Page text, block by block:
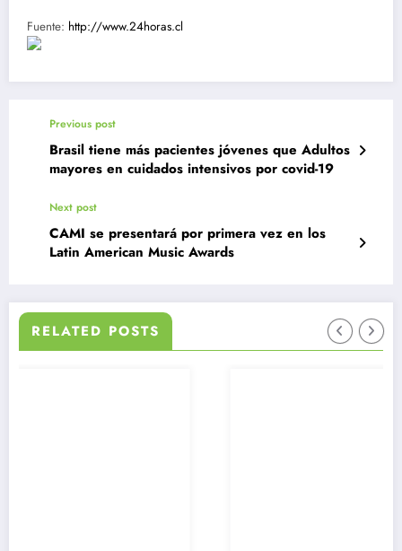
Fuente: http://www.24horas.cl
Previous post
Brasil tiene más pacientes jóvenes que Adultos
mayores en cuidados intensivos por covid-19
Next post
CAMI se presentará por primera vez en los
Latin American Music Awards
RELATED POSTS